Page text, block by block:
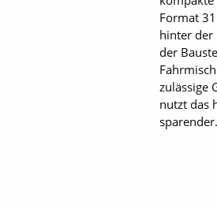
Format
hinter der
der
zulässige
nutzt das
sparender.